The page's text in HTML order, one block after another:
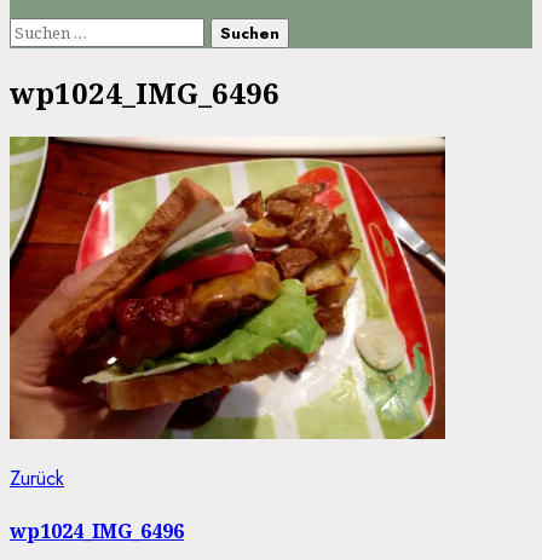
Suchen
wp1024_IMG_6496
Beitragsnavigation
ZurückVorheriger
wp1024_IMG_6496